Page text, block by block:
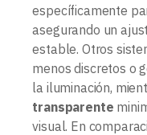
específicamente
asegurando un
estable. Otros
menos discretos o
la iluminación,
transparente
visual. En